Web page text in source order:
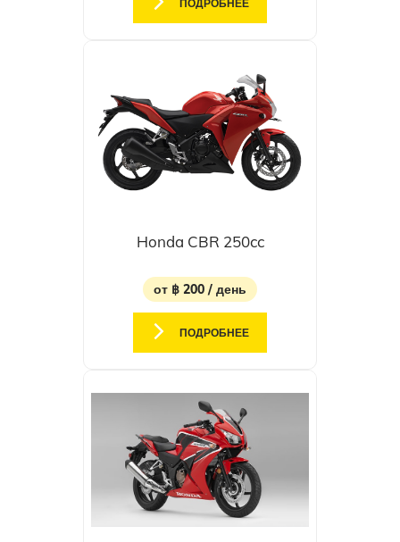
ПОДРОБНЕЕ
Honda CBR 250cc
от ฿ 200 / день
ПОДРОБНЕЕ